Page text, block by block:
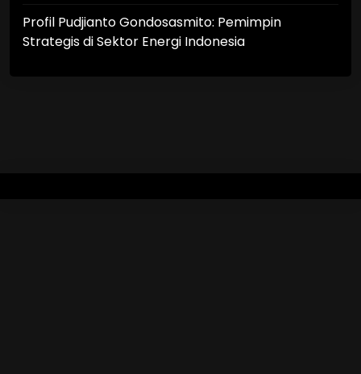
Profil Pudjianto Gondosasmito: Pemimpin
Strategis di Sektor Energi Indonesia